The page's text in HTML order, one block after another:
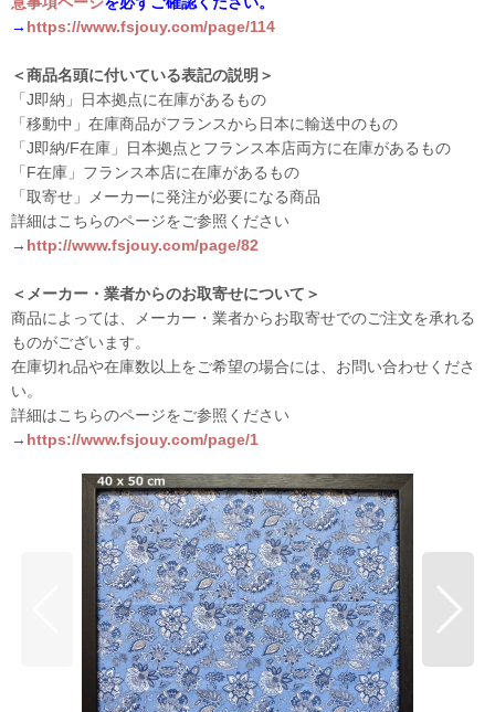
→ https://www.fsjouy.com/page/114
＜商品名頭に付いている表記の説明＞
「J即納」日本拠点に在庫があるもの
「移動中」在庫商品がフランスから日本に輸送中のもの
「J即納/F在庫」日本拠点とフランス本店両方に在庫があるもの
「F在庫」フランス本店に在庫があるもの
「取寄せ」メーカーに発注が必要になる商品
詳細はこちらのページをご参照ください
→ http://www.fsjouy.com/page/82
＜メーカー・業者からのお取寄せについて＞
商品によっては、メーカー・業者からお取寄せでのご注文を承れる
ものがございます。
在庫切れ品や在庫数以上をご希望の場合には、お問い合わせくださ
い。
詳細はこちらのページをご参照ください
→ https://www.fsjouy.com/page/1